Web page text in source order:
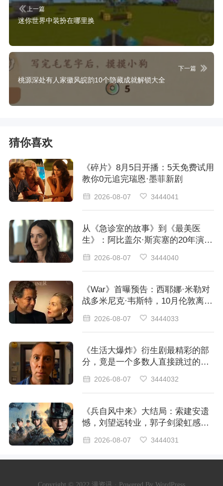
上一篇
迷你世界中装扮在哪里换
下一篇
桃源深处有人家徽风皖韵10个隐藏成就解锁大全
猜你喜欢
《碎片》8月5日开播：5天免费试用
教你0元追完瑞恩·墨菲新剧
2026-08-07 3444041
从《急诊室的故事》到《最美医
生》：阿比盖尔·斯宾塞的20年演艺
之路，为何眼熟却叫不出名字？
2026-08-07 3444040
《War》首曝预告：西耶娜·米勒对
战多米尼克·韦斯特，10月伦敦离婚
大战开打
2026-08-07 3444033
《生活大爆炸》衍生剧最精彩的部
分，竟是一个多数人直接跳过的片
2026-08-07 3444032
《兵自风中来》大结局：索建安遗
憾，刘望远转业，郭子剑梁虹感情
2026-08-07 3444031